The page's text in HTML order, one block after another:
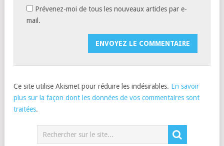
Prévenez-moi de tous les nouveaux articles par e-
mail.
Ce site utilise Akismet pour réduire les indésirables. En savoir
plus sur la façon dont les données de vos commentaires sont
traitées.